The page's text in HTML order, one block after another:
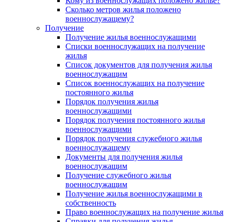
Сколько метров жилья положено
военнослужащему?
Получение
Получение жилья военнослужащими
Списки военнослужащих на получение
жилья
Список документов для получения жилья
военнослужащим
Список военнослужащих на получение
постоянного жилья
Порядок получения жилья
военнослужащими
Порядок получения постоянного жилья
военнослужащими
Порядок получения служебного жилья
военнослужащему
Документы для получения жилья
военнослужащим
Получение служебного жилья
военнослужащим
Получение жилья военнослужащими в
собственность
Право военнослужащих на получение жилья